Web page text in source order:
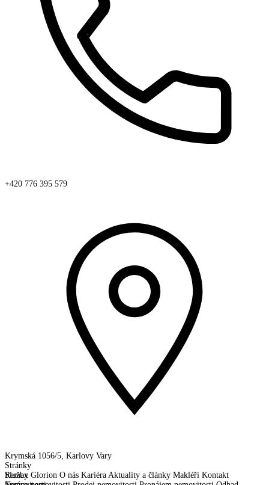
+420 776 395 579
Krymská 1056/5, Karlovy Vary
Stránky
Remax Glorion O nás Kariéra Aktuality a články Makléři Kontakt
Služby